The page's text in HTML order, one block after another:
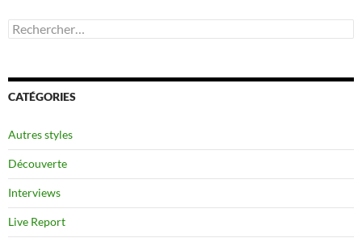
Rechercher :
CATÉGORIES
Autres styles
Découverte
Interviews
Live Report